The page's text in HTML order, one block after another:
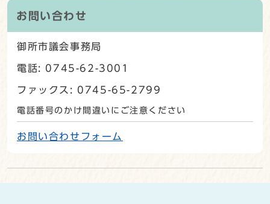
お問い合わせ
御所市議会事務局
電話: 0745-62-3001
ファックス: 0745-65-2799
電話番号のかけ間違いにご注意ください
お問い合わせフォーム